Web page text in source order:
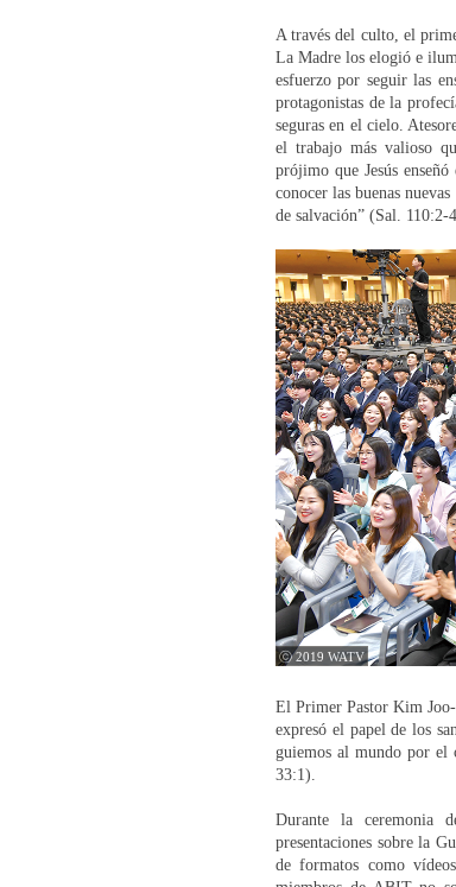
A través del culto, el
La Madre los elogió e
esfuerzo por seguir las
protagonistas de la
seguras en el cielo.
el trabajo más valioso
prójimo que Jesús
conocer las buenas nuevas
de salvación” (Sal.
ⓒ 2019 WATV
El Primer Pastor Kim
expresó el papel de los
guiemos al mundo por el
33:1).
Durante la ceremonia
presentaciones sobre la
de formatos como